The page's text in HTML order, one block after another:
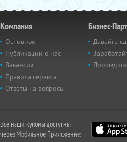
Компания
Основное
Публикации о нас
Вакансии
Правила сервиса
Ответы на вопросы
Бизнес-
Давайте
Все наши купоны доступны
через Мобильное Приложение: